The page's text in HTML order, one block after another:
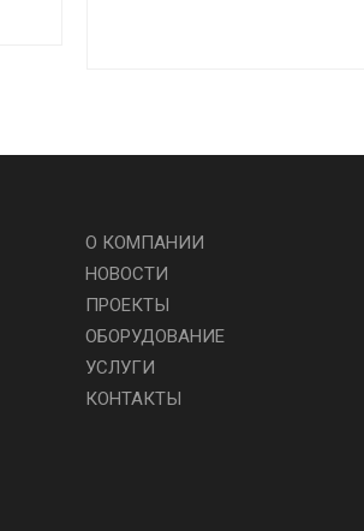
О КОМПАНИИ
НОВОСТИ
ПРОЕКТЫ
ОБОРУДОВАНИЕ
УСЛУГИ
КОНТАКТЫ